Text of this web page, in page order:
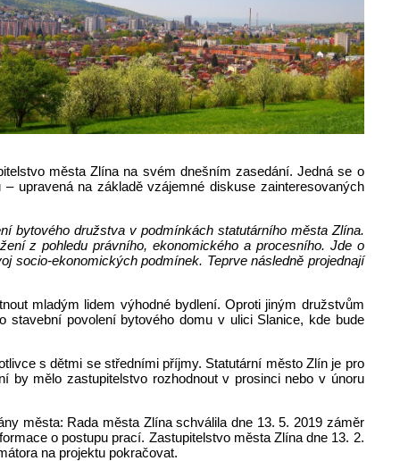
města Zlína na svém dnešním zasedání. Jedná se o
upravená na základě vzájemné diskuse zainteresovaných
bytového družstva v podmínkách statutárního města Zlína.
z pohledu právního, ekonomického a procesního. Jde o
socio-ekonomických podmínek. Teprve následně projednají
mladým lidem výhodné bydlení. Oproti jiným družstvům
povolení bytového domu v ulici Slanice, kde bude
s dětmi se středními příjmy. Statutární město Zlín je pro
mělo zastupitelstvo rozhodnout v prosinci nebo v únoru
města: Rada města Zlína schválila dne 13. 5. 2019 záměr
o postupu prací. Zastupitelstvo města Zlína dne 13. 2.
na projektu pokračovat.